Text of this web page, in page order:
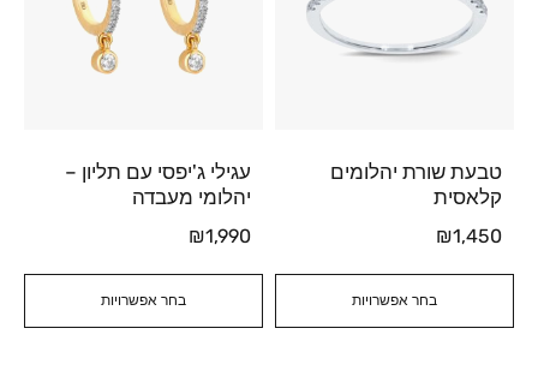
בחר אפשרויות
טבעת שורת יהלומים
קלאסית
₪1,450
בחר אפשרויות
עגילי ג'יפסי עם תליון –
יהלומי מעבדה
₪1,990